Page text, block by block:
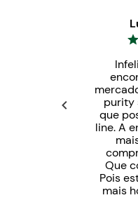
purity
que
line. A
Que
Pois
mais